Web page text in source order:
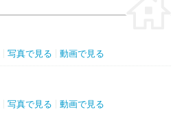
写真で見る 動画で見る
写真で見る 動画で見る